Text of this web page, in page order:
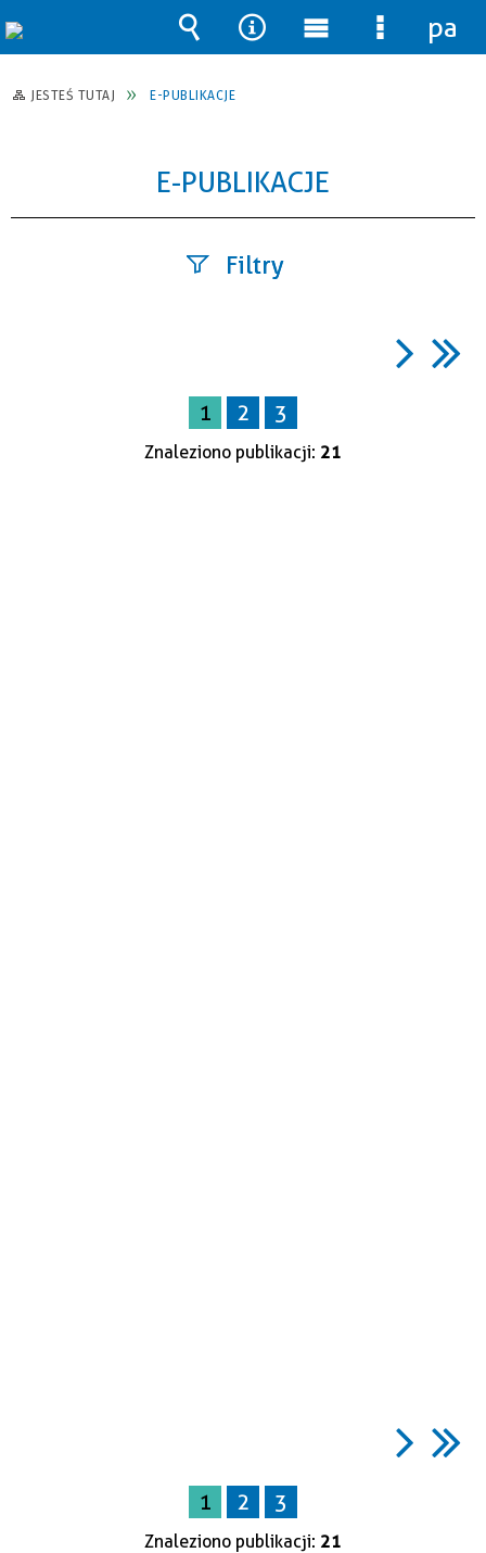
JESTEŚ TUTAJ E-PUBLIKACJE
E-PUBLIKACJE
Filtry
Kategoria
1 2 3
Znaleziono publikacji: 21
1 2 3
Znaleziono publikacji: 21
Wyszukiwarka
Narzędzia
MenuMenu